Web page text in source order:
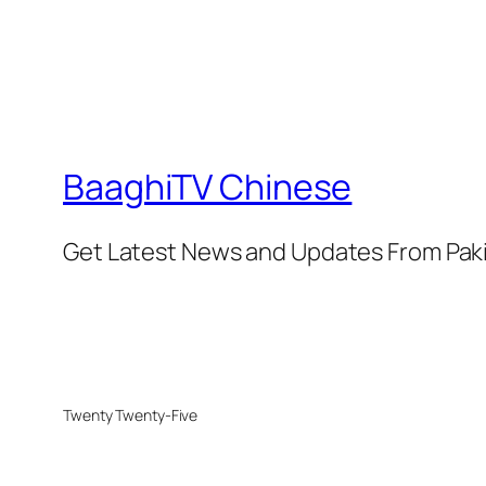
BaaghiTV Chinese
Get Latest News and Updates From
Twenty Twenty-Five